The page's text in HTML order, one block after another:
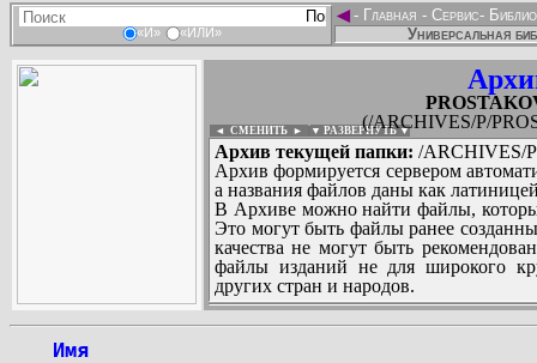
«И» «ИЛИ»
◄- Главная - Сервис-
Универсальная
(/ARCHIVES/P/
◄ СМЕНИТЬ ► ▼ РАЗВЕРНУТЬ ▼
Архив текущей папки: /ARCHIVES/
Архив формируется сервером
а названия файлов даны как
В Архиве можно найти файлы,
Это могут быть файлы ранее
качества не могут быть
файлы изданий не для широкого
других стран и народов.
Имя